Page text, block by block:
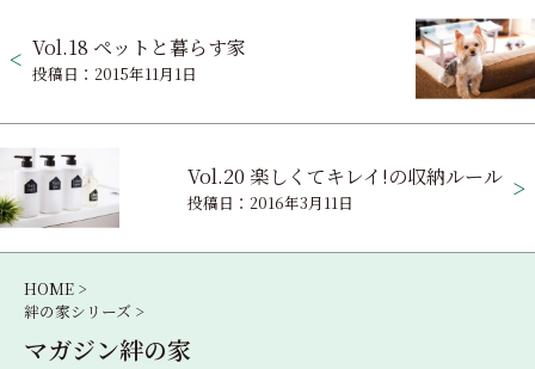
稿
ビ
ゲ
ー
シ
ョ
Vol.18 ペットと暮らす家
投稿日：2015年11月1日
Vol.20 楽しくてキレイ!の収納ルール
投稿日：2016年3月11日
HOME >
絆の家シリーズ >
マガジン絆の家